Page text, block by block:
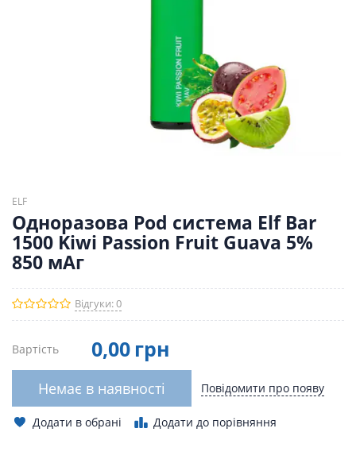
ELF
Одноразова Pod система Elf Bar
1500 Kiwi Passion Fruit Guava 5%
850 мАг
Відгуки: 0
Вартість 0,00 грн
Немає в наявності Повідомити про появу
Додати в обрані Додати до порівняння